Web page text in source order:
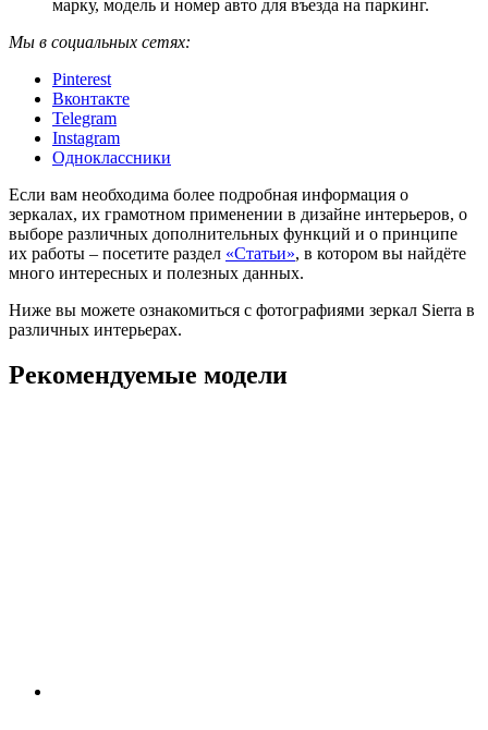
марку, модель и номер авто для въезда на паркинг.
Мы в социальных сетях:
Pinterest
Вконтакте
Telegram
Instagram
Одноклассники
Если вам необходима более подробная информация о
зеркалах, их грамотном применении в дизайне интерьеров, о
выборе различных дополнительных функций и о принципе
их работы – посетите раздел «Статьи», в котором вы найдёте
много интересных и полезных данных.
Ниже вы можете ознакомиться с фотографиями зеркал Sierra в
различных интерьерах.
Рекомендуемые модели